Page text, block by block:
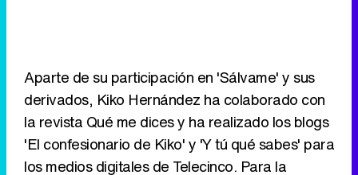
Aparte de su participación en 'Sálvame' y sus
derivados, Kiko Hernández ha colaborado con
la revista Qué me dices y ha realizado los blogs
'El confesionario de Kiko' y 'Y tú qué sabes' para
los medios digitales de Telecinco. Para la